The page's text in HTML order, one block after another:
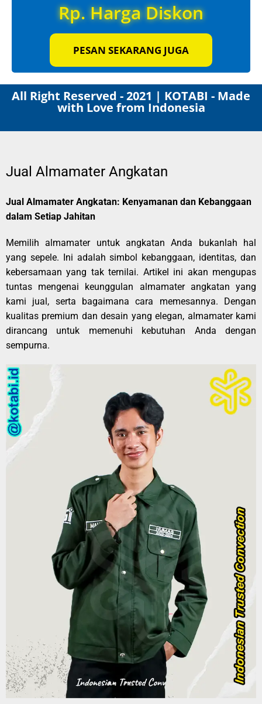
Rp. Harga Diskon
PESAN SEKARANG JUGA
All Right Reserved - 2021 | KOTABI - Made
with Love from Indonesia
Jual Almamater Angkatan
Jual Almamater Angkatan: Kenyamanan dan Kebanggaan
dalam Setiap Jahitan
Memilih almamater untuk angkatan Anda bukanlah hal
yang sepele. Ini adalah simbol kebanggaan, identitas, dan
kebersamaan yang tak ternilai. Artikel ini akan mengupas
tuntas mengenai keunggulan almamater angkatan yang
kami jual, serta bagaimana cara memesannya. Dengan
kualitas premium dan desain yang elegan, almamater kami
dirancang untuk memenuhi kebutuhan Anda dengan
sempurna.